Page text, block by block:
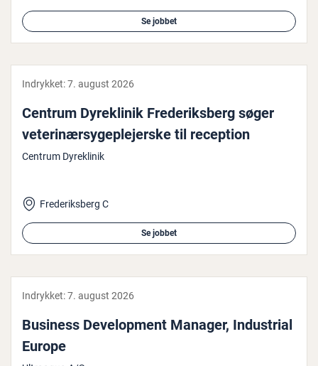
Se jobbet
Indrykket:7. august 2026
Centrum Dy­r­e­kli­nik Fre­de­riks­berg søger
ve­te­ri­nær­sy­geple­jer­ske til reception
Centrum Dyreklinik
Frederiksberg C
Se jobbet
Indrykket:7. august 2026
Business De­ve­l­op­ment Manager, In­du­stri­al
Europe